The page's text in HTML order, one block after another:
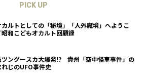
PICK UP
ルトとしての「秘境」「人外魔境」へようこ
昭和こどもオカルト回顧録
ツングースカ大爆発!? 貴州「空中怪車事件」の
じのUFO事件史